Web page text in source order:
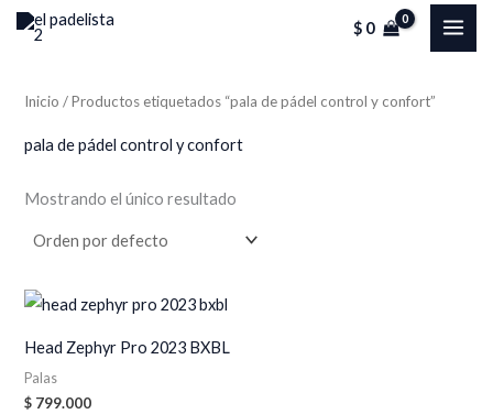
$0
Inicio / Productos etiquetados “pala de pádel control y confort”
pala de pádel control y confort
Mostrando el único resultado
Head Zephyr Pro 2023 BXBL
Palas
$ 799.000